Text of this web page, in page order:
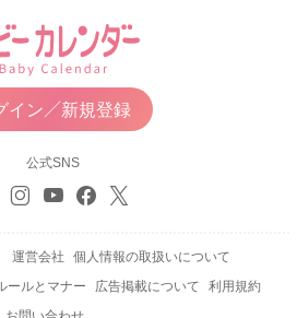
イン／新規登録
公式SNS
運営会社
個人情報の取扱いについて
ールとマナー 広告掲載について
利用規約